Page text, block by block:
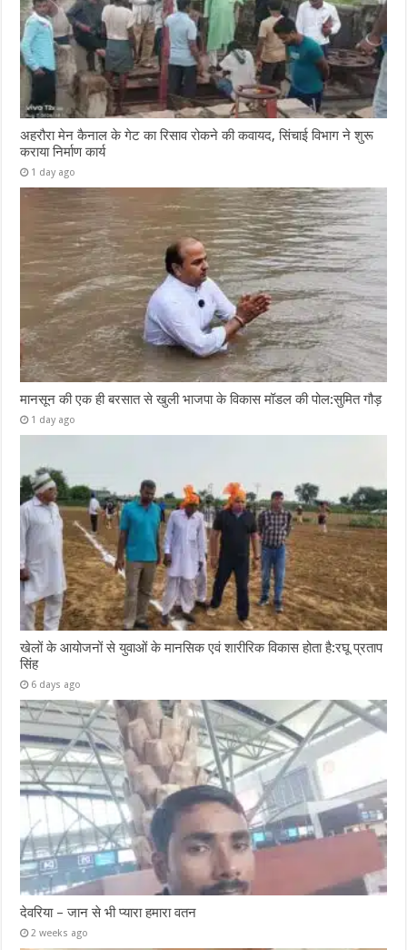
अहरौरा मेन कैनाल के गेट का रिसाव रोकने की कवायद, सिंचाई विभाग ने शुरू
कराया निर्माण कार्य
1 day ago
मानसून की एक ही बरसात से खुली भाजपा के विकास मॉडल की पोल:सुमित गौड़
1 day ago
खेलों के आयोजनों से युवाओं के मानसिक एवं शारीरिक विकास होता है:रघू प्रताप
सिंह
6 days ago
देवरिया – जान से भी प्यारा हमारा वतन
2 weeks ago